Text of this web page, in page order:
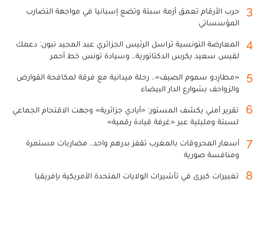
3
حرب الأرقام تعمق أزمة سبتة وتضع إسبانيا في مواجهة التضارب
المؤسساتي
4
المعارضة التونسية تراسل الرئيس الجزائري عبد المجيد تبون: دعمك
لقيس سعيد يكرس الدكتاتورية.. وسيادة تونس خط أحمر
5
«مطارِدو سموم الصيف».. رحلة ميدانية مع فرقة لمكافحة القوارض
والزواحف بشوارع الدار البيضاء
6
تقرير أمني يكشف المستور: «أيادي جزائرية» وجهت الاقتحام الجماعي
لسبتة ومليلية عبر «غرفة قيادة رقمية»
7
أسعار المحروقات بالمغرب تقفز بدرهم واحد.. مضاربات مستمرة
ومنافسة صورية
8 تغييرات كبرى في تأشيرات الولايات المتحدة الأمريكية بإفريقيا